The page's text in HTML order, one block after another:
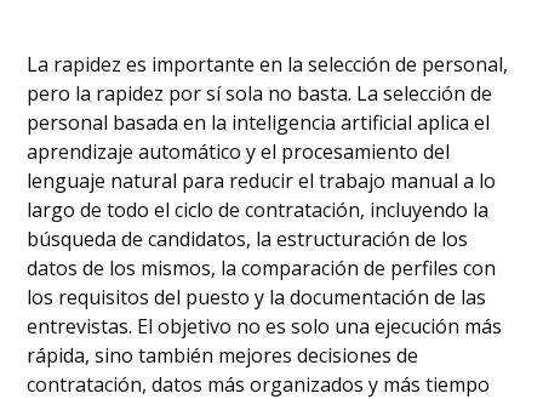
La rapidez es importante en la selección de personal,
pero la rapidez por sí sola no basta. La selección de
personal basada en la inteligencia artificial aplica el
aprendizaje automático y el procesamiento del
lenguaje natural para reducir el trabajo manual a lo
largo de todo el ciclo de contratación, incluyendo la
búsqueda de candidatos, la estructuración de los
datos de los mismos, la comparación de perfiles con
los requisitos del puesto y la documentación de las
entrevistas. El objetivo no es solo una ejecución más
rápida, sino también mejores decisiones de
contratación, datos más organizados y más tiempo